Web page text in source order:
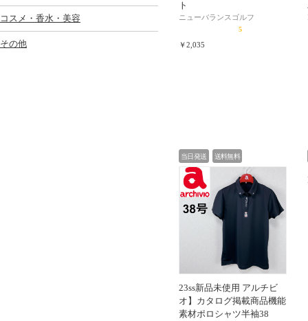
ト
ニューバランスゴルフ
5
￥2,035
当日発送 送料無料
23ss新品未使用 アルチビ
オ】カタログ掲載商品機能
素材ポロシャツ半袖38
コスメ・香水・美容
その他